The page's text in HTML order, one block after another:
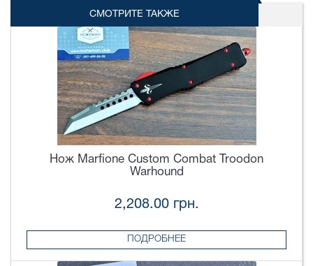
СМОТРИТЕ ТАКЖЕ
Нож Marfione Custom Combat Troodon
Warhound
2,208.00 грн.
ПОДРОБНЕЕ